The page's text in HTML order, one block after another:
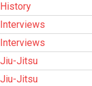
History
Interviews
Interviews
Jiu-Jitsu
Jiu-Jitsu